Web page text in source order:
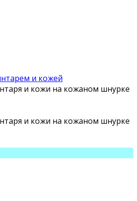
и кожей
и кожи на кожаном шнурке
и кожи на кожаном шнурке